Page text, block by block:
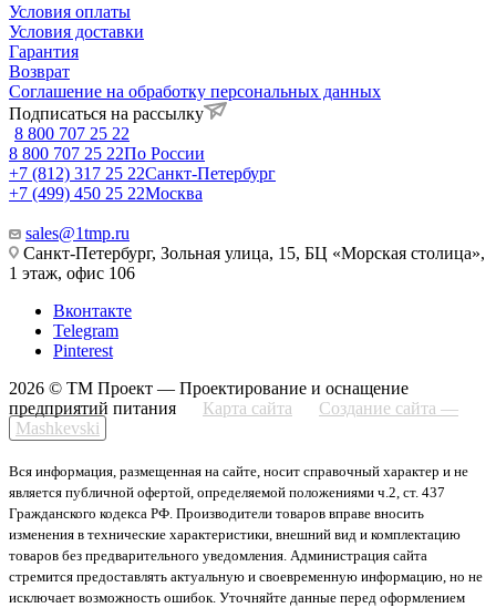
Условия оплаты
Условия доставки
Гарантия
Возврат
Соглашение на обработку персональных данных
Подписаться на рассылку
8 800 707 25 22
8 800 707 25 22По России
+7 (812) 317 25 22Санкт-Петербург
+7 (499) 450 25 22Москва
sales@1tmp.ru
Санкт-Петербург, Зольная улица, 15, БЦ «Морская столица»,
1 этаж, офис 106
Вконтакте
Telegram
Pinterest
2026 © ТМ Проект — Проектирование и оснащение
предприятий питания
Карта сайта
Создание сайта —
Mashkevski
Вся информация, размещенная на сайте, носит справочный характер и не
является публичной офертой, определяемой положениями ч.2, ст. 437
Гражданского кодекса РФ. Производители товаров вправе вносить
изменения в технические характеристики, внешний вид и комплектацию
товаров без предварительного уведомления. Администрация сайта
стремится предоставлять актуальную и своевременную информацию, но не
исключает возможность ошибок. Уточняйте данные перед оформлением